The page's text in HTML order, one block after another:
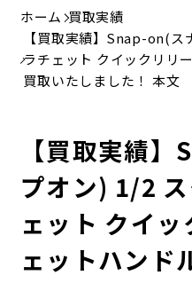
ホーム 買取実績
【買取実績】Snap-on(
ラチェット クイックリリ
買取いたしました！ 本文
【買取実績
プオン) 1/2
ェット クイ
ェットハンド